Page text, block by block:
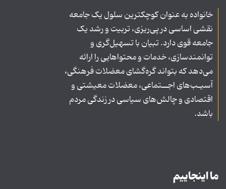
خانواده به عنوان کوچکترین سلول یک جامعه
نقشی اساسی در پی‌ریزی، تربیت و رشد یک
جامعه قوی دارد. تبیان با تسهیل‌گری و
توانمندسازی، خدمات و محتواهایی را ارائه
می‌دهد که بتواند گره‌گشای معضلات فرهنگی،
آسیـب‌های اجــتماعی، معضلات معیشتی و
اقتصادی و چالش‌های سیاسی در زندگی مردم
باشد.
ما اینجاییم